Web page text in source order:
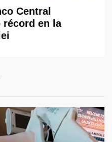
Central
récord en la